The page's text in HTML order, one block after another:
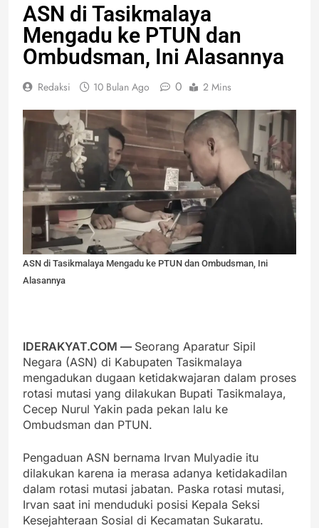
ASN di Tasikmalaya
Mengadu ke PTUN dan
Ombudsman, Ini Alasannya
Redaksi 10 Bulan Ago 0 2 Mins
ASN di Tasikmalaya Mengadu ke PTUN dan Ombudsman, Ini
Alasannya
IDERAKYAT.COM — Seorang Aparatur Sipil
Negara (ASN) di Kabupaten Tasikmalaya
mengadukan dugaan ketidakwajaran dalam proses
rotasi mutasi yang dilakukan Bupati Tasikmalaya,
Cecep Nurul Yakin pada pekan lalu ke
Ombudsman dan PTUN.
Pengaduan ASN bernama Irvan Mulyadie itu
dilakukan karena ia merasa adanya ketidakadilan
dalam rotasi mutasi jabatan. Paska rotasi mutasi,
Irvan saat ini menduduki posisi Kepala Seksi
Kesejahteraan Sosial di Kecamatan Sukaratu.